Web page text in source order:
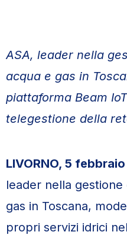
ASA, leader nella
acqua e gas in
piattaforma Beam
telegestione della
LIVORNO, 5
leader nella
gas in Toscana,
propri servizi idrici